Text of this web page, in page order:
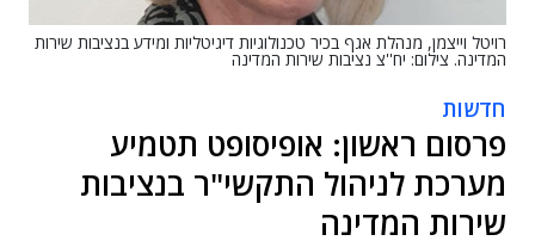
רויטל וייצמן, מנהלת אגף בכיר טכנולוגיות דיגיטליות ומידע בנציבות שירות
המדינה. צילום: יח''צ נציבות שירות המדינה
חדשות
פרסום ראשון: אופיסופט תטמיע
מערכת לניהול התקשי"ר בנציבות
שירות המדינה